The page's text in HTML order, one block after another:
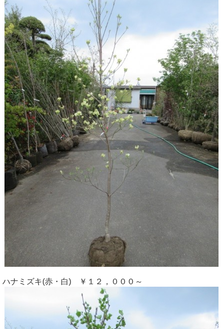
ハナミズキ(赤・白) ￥１２，０００～